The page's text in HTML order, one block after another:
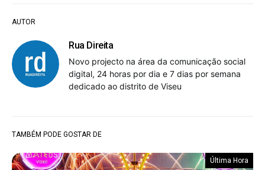
AUTOR
Rua Direita
Novo projecto na área da comunicação social
digital, 24 horas por dia e 7 dias por semana
dedicado ao distrito de Viseu
TAMBÉM PODE GOSTAR DE
Última Hora